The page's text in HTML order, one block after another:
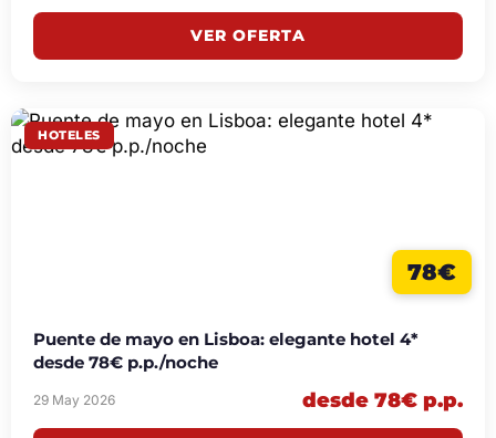
VER OFERTA
HOTELES
78€
Puente de mayo en Lisboa: elegante hotel 4*
desde 78€ p.p./noche
29 May 2026 desde 78€ p.p.